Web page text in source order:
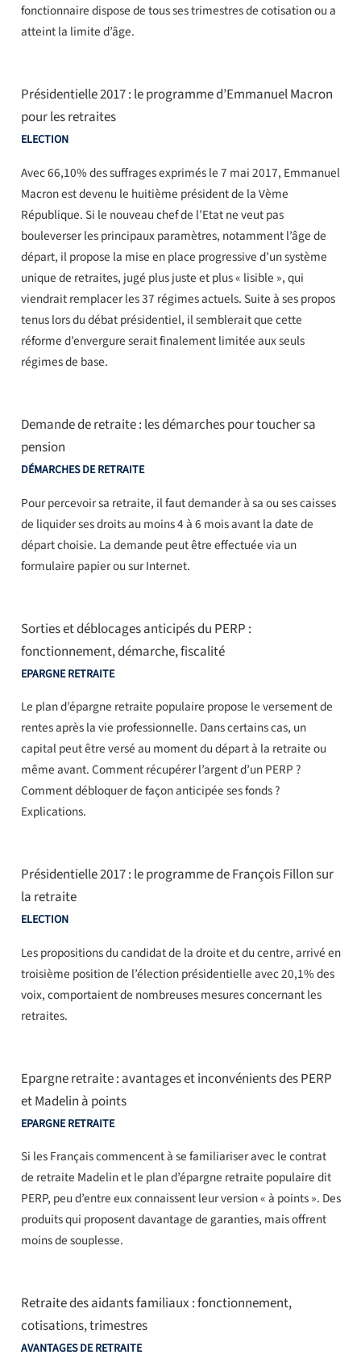
fonctionnaire dispose de tous ses trimestres de cotisation ou a
atteint la limite d’âge.
Présidentielle 2017 : le programme d’Emmanuel Macron
pour les retraites
ELECTION
Avec 66,10% des suffrages exprimés le 7 mai 2017, Emmanuel
Macron est devenu le huitième président de la Vème
République. Si le nouveau chef de l’Etat ne veut pas
bouleverser les principaux paramètres, notamment l’âge de
départ, il propose la mise en place progressive d’un système
unique de retraites, jugé plus juste et plus « lisible », qui
viendrait remplacer les 37 régimes actuels. Suite à ses propos
tenus lors du débat présidentiel, il semblerait que cette
réforme d’envergure serait finalement limitée aux seuls
régimes de base.
Demande de retraite : les démarches pour toucher sa
pension
DÉMARCHES DE RETRAITE
Pour percevoir sa retraite, il faut demander à sa ou ses caisses
de liquider ses droits au moins 4 à 6 mois avant la date de
départ choisie. La demande peut être effectuée via un
formulaire papier ou sur Internet.
Sorties et déblocages anticipés du PERP :
fonctionnement, démarche, fiscalité
EPARGNE RETRAITE
Le plan d’épargne retraite populaire propose le versement de
rentes après la vie professionnelle. Dans certains cas, un
capital peut être versé au moment du départ à la retraite ou
même avant. Comment récupérer l’argent d’un PERP ?
Comment débloquer de façon anticipée ses fonds ?
Explications.
Présidentielle 2017 : le programme de François Fillon sur
la retraite
ELECTION
Les propositions du candidat de la droite et du centre, arrivé en
troisième position de l’élection présidentielle avec 20,1% des
voix, comportaient de nombreuses mesures concernant les
retraites.
Epargne retraite : avantages et inconvénients des PERP
et Madelin à points
EPARGNE RETRAITE
Si les Français commencent à se familiariser avec le contrat
de retraite Madelin et le plan d’épargne retraite populaire dit
PERP, peu d’entre eux connaissent leur version « à points ». Des
produits qui proposent davantage de garanties, mais offrent
moins de souplesse.
Retraite des aidants familiaux : fonctionnement,
cotisations, trimestres
AVANTAGES DE RETRAITE